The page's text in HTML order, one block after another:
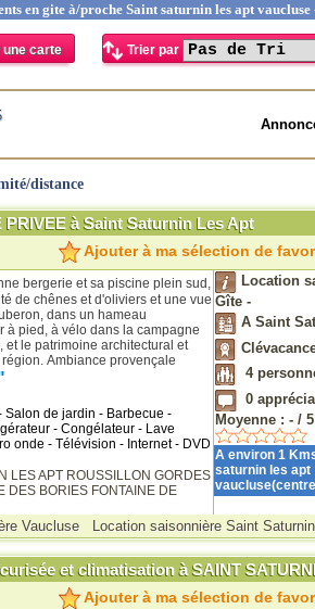
en gite à/proche Saint saturnin les apt vaucluse
carte Trier par
distance
PRIVEE à Saint Saturnin Les Apt
Ajouter à ma sélection de
bergerie et sa piscine plein sud,
de chênes et d'oliviers et une vue
dans un hameau
à pied, à vélo dans la campagne
le patrimoine architectural et
Ambiance provençale
Salon de jardin - Barbecue -
- Congélateur - Lave
onde - Télévision - Internet - DVD
LES APT ROUSSILLON GORDES
DES BORIES FONTAINE DE
Location
Gîte -
A Saint
4
0
Moyenne : -/ 5
A environ 1
saturnin les apt
Vaucluse Location saisonnière Saint
et climatisation à SAINT
Ajouter à ma sélection de